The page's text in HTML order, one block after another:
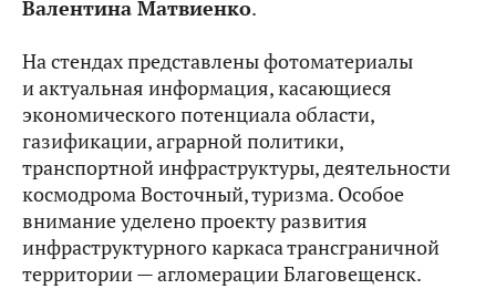
Валентина Матвиенко.
На стендах представлены фотоматериалы
и актуальная информация, касающиеся
экономического потенциала области,
газификации, аграрной политики,
транспортной инфраструктуры, деятельности
космодрома Восточный, туризма. Особое
внимание уделено проекту развития
инфраструктурного каркаса трансграничной
территории — агломерации Благовещенск.